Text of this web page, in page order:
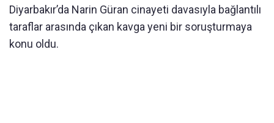
Diyarbakır’da Narin Güran cinayeti davasıyla bağlantılı
taraflar arasında çıkan kavga yeni bir soruşturmaya
konu oldu.